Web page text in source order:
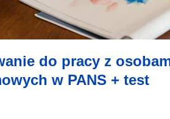
do pracy z
w PANS + test